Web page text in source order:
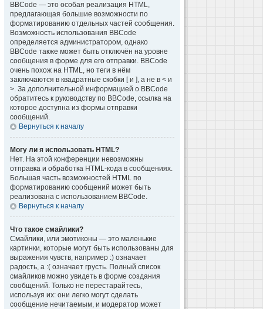
BBCode — это особая реализация HTML,
предлагающая большие возможности по
форматированию отдельных частей сообщения.
Возможность использования BBCode
определяется администратором, однако
BBCode также может быть отключён на уровне
сообщения в форме для его отправки. BBCode
очень похож на HTML, но теги в нём
заключаются в квадратные скобки [ и ], а не в < и
>. За дополнительной информацией о BBCode
обратитесь к руководству по BBCode, ссылка на
которое доступна из формы отправки
сообщений.
Вернуться к началу
Могу ли я использовать HTML?
Нет. На этой конференции невозможны
отправка и обработка HTML-кода в сообщениях.
Большая часть возможностей HTML по
форматированию сообщений может быть
реализована с использованием BBCode.
Вернуться к началу
Что такое смайлики?
Смайлики, или эмотиконы — это маленькие
картинки, которые могут быть использованы для
выражения чувств, например :) означает
радость, а :( означает грусть. Полный список
смайликов можно увидеть в форме создания
сообщений. Только не перестарайтесь,
используя их: они легко могут сделать
сообщение нечитаемым, и модератор может